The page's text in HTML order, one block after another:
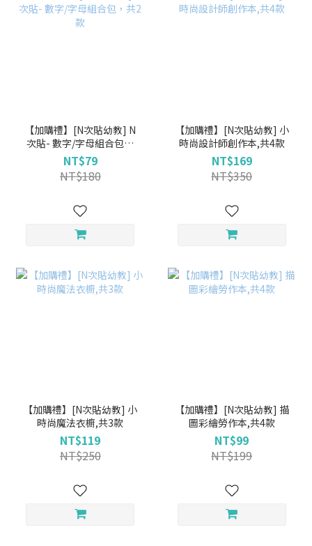
【加購禮】[N次貼幼教] N
次貼- 數字/字母組合包，
共2款
NT$79
NT$180
【加購禮】[N次貼幼教] 小
時尚設計師創作本,共4款
NT$169
NT$350
【加購禮】[N次貼幼教] 小
時尚魔法衣櫥,共3款
NT$119
NT$250
【加購禮】[N次貼幼教] 描
圖彩繪勞作本,共4款
NT$99
NT$199